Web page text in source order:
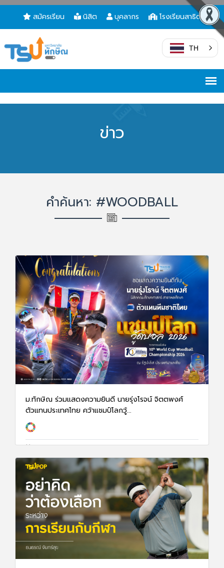
สมัครเรียน นิสิต บุคลากร โรงเรียนสาธิต
TH
ข่าว
คำค้นหา: #WOODBALL
ม.ทักษิณ ร่วมแสดงความยินดี นายรุ่งโรจน์ จิตตพงศ์
ตัวแทนประเทศไทย คว้าแชมป์โลกวู้...